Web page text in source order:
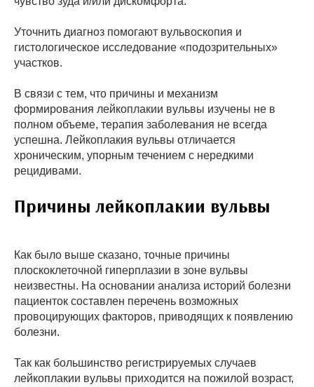
Уточнить диагноз помогают вульвоскопия и
гистологическое исследование «подозрительных»
участков.
В связи с тем, что причины и механизм
формирования лейкоплакии вульвы изучены не в
полном объеме, терапия заболевания не всегда
успешна. Лейкоплакия вульвы отличается
хроническим, упорным течением с нередкими
рецидивами.
Причины лейкоплакии вульвы
Как было выше сказано, точные причины
плоскоклеточной гиперплазии в зоне вульвы
неизвестны. На основании анализа историй болезни
пациенток составлен перечень возможных
провоцирующих факторов, приводящих к появлению
болезни.
Так как большинство регистрируемых случаев
лейкоплакии вульвы приходится на пожилой возраст,